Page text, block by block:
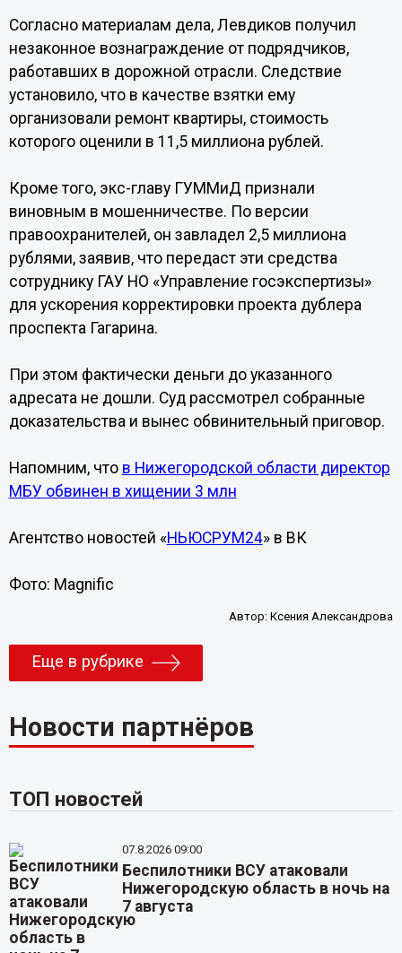
Согласно материалам дела, Левдиков получил
незаконное вознаграждение от подрядчиков,
работавших в дорожной отрасли. Следствие
установило, что в качестве взятки ему
организовали ремонт квартиры, стоимость
которого оценили в 11,5 миллиона рублей.
Кроме того, экс-главу ГУММиД признали
виновным в мошенничестве. По версии
правоохранителей, он завладел 2,5 миллиона
рублями, заявив, что передаст эти средства
сотруднику ГАУ НО «Управление госэкспертизы»
для ускорения корректировки проекта дублера
проспекта Гагарина.
При этом фактически деньги до указанного
адресата не дошли. Суд рассмотрел собранные
доказательства и вынес обвинительный приговор.
Напомним, что в Нижегородской области директор
МБУ обвинен в хищении 3 млн
Агентство новостей «НЬЮСРУМ24» в ВК
Фото: Magnific
Автор:Ксения Александрова
Еще в рубрике
Новости партнёров
ТОП новостей
07.8.2026 09:00
Беспилотники ВСУ атаковали
Нижегородскую область в ночь на
7 августа